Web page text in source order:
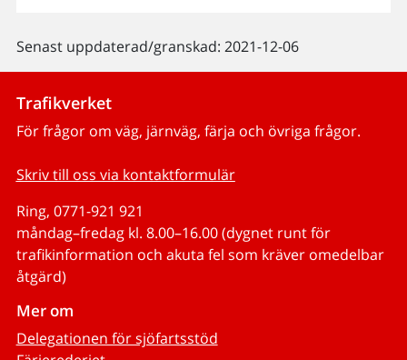
Senast uppdaterad/granskad: 2021-12-06
Trafikverket
För frågor om väg, järnväg, färja och övriga frågor.
Skriv till oss via kontaktformulär
Ring, 0771-921 921
måndag–fredag kl. 8.00–16.00 (dygnet runt för
trafikinformation och akuta fel som kräver omedelbar
åtgärd)
Mer om
Delegationen för sjöfartsstöd